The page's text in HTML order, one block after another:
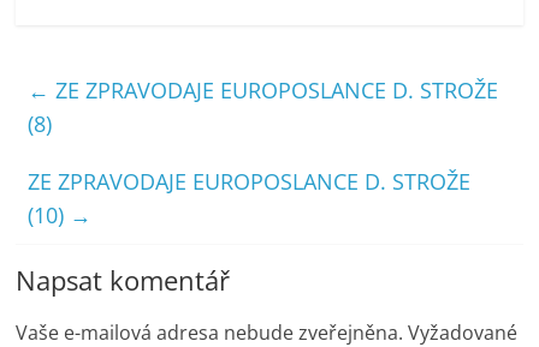
← ZE ZPRAVODAJE EUROPOSLANCE D. STROŽE
(8)
ZE ZPRAVODAJE EUROPOSLANCE D. STROŽE
(10) →
Napsat komentář
Vaše e-mailová adresa nebude zveřejněna. Vyžadované